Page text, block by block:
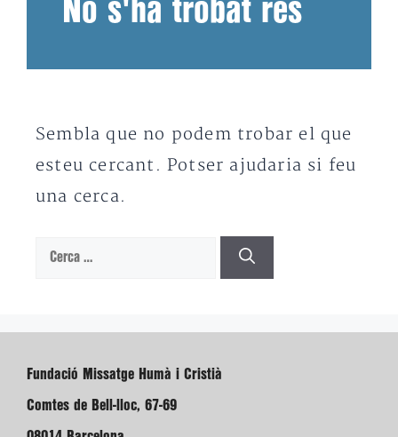
No s'ha trobat res
Sembla que no podem trobar el que
esteu cercant. Potser ajudaria si feu
una cerca.
Cerca:
Fundació Missatge Humà i Cristià
Comtes de Bell-lloc, 67-69